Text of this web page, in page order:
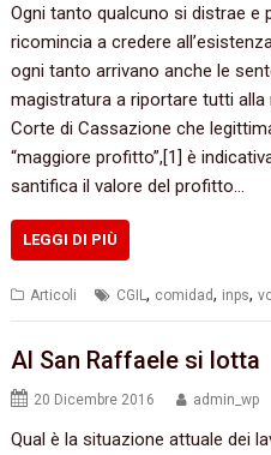
Ogni tanto qualcuno si distrae e
ricomincia a credere
ogni tanto arrivano anche le
magistratura a riportare tutti
Corte di Cassazione che
“‬maggiore profitto‭”‬,‭[‬1‭] ‬è
santifica il valore del profitto…
LEGGI DI PIÙ
Articoli CGIL, comidad, inps,
Al San Raffaele si lotta
20 Dicembre 2016 admin_wp
Qual è la situazione attuale dei